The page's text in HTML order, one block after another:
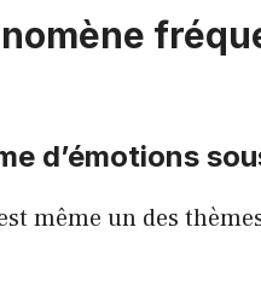
d’émotions
même un des